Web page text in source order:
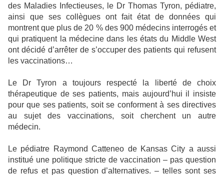
des Maladies Infectieuses, le Dr Thomas Tyron, pédiatre,
ainsi que ses collègues ont fait état de données qui
montrent que plus de 20 % des 900 médecins interrogés et
qui pratiquent la médecine dans les états du Middle West
ont décidé d’arrêter de s’occuper des patients qui refusent
les vaccinations…
Le Dr Tyron a toujours respecté la liberté de choix
thérapeutique de ses patients, mais aujourd’hui il insiste
pour que ses patients, soit se conforment à ses directives
au sujet des vaccinations, soit cherchent un autre
médecin.
Le pédiatre Raymond Catteneo de Kansas City a aussi
institué une politique stricte de vaccination – pas question
de refus et pas question d’alternatives. – telles sont ses